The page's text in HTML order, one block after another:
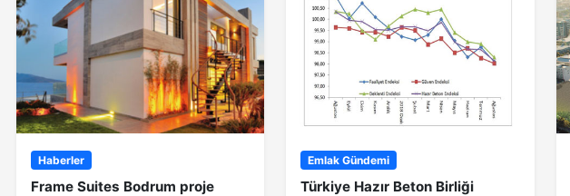
Haberler
Frame Suites Bodrum proje
Emlak Gündemi
Türkiye Hazır Beton Birliği